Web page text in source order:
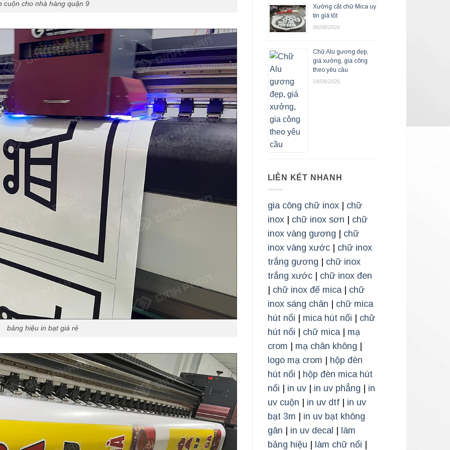
cuộn cho nhà hàng quận 9
bảng hiệu in bạt giá rẻ
Xưởng cắt chữ Mica uy
tín giá tốt
06/08/2026
Chữ Alu gương đẹp,
giá xưởng, gia công
theo yêu cầu
04/08/2026
LIÊN KẾT NHANH
gia công chữ inox| chữ
inox| chữ inox sơn
chữ
inox vàng gương
chữ
inox vàng xước| chữ inox
trắng gương
chữ inox
trắng xước| chữ inox đen
chữ inox đế mica| chữ
inox sáng chân
chữ mica
hút nổi
mica hút nổi
chữ
hút nổi
chữ mica| mạ
crom
mạ chân không
logo mạ crom
hộp đèn
hút nổi
hộp đèn mica hút
nổi
in uv| in uv phẳng
in
uv cuộn
in uv dtf| in uv
bạt 3m
in uv bạt không
gân
in uv decal
làm
bảng hiệu
làm chữ nổi